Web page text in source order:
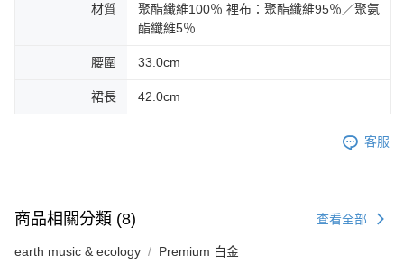
材質
聚酯纖維100％ 裡布：聚酯纖維95％／聚氨
酯纖維5％
腰圍 33.0cm
裙長 42.0cm
客服
商品相關分類 (8) 查看全部
earth music & ecology Premium 白金